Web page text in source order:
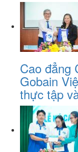
Cao đẳng
Gobain
thực tập